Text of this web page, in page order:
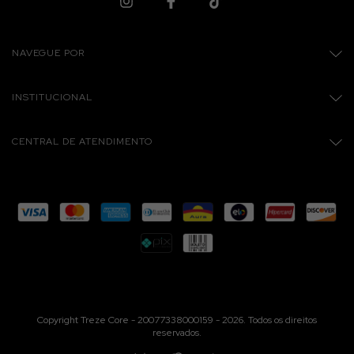
NAVEGUE POR
INSTITUCIONAL
CENTRAL DE ATENDIMENTO
Copyright Treze Core - 20077338000159 - 2026. Todos os direitos
reservados.